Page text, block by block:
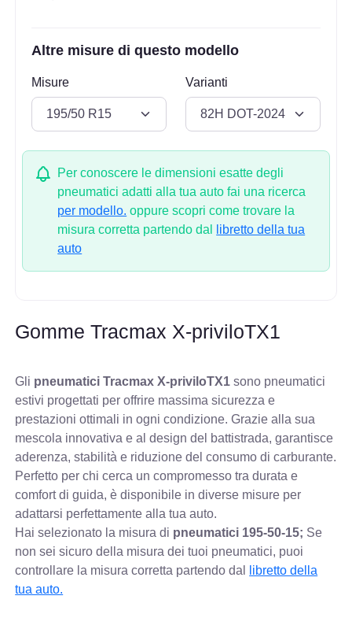
Altre misure di questo modello
Misure Varianti
Per conoscere le dimensioni esatte degli
pneumatici adatti alla tua auto fai una ricerca
per modello. oppure scopri come trovare la
misura corretta partendo dal
libretto della tua
auto
Gomme Tracmax X-priviloTX1
Gli pneumatici Tracmax X-priviloTX1 sono pneumatici
estivi progettati per offrire massima sicurezza e
prestazioni ottimali in ogni condizione. Grazie alla sua
mescola innovativa e al design del battistrada, garantisce
aderenza, stabilità e riduzione del consumo di carburante.
Perfetto per chi cerca un compromesso tra durata e
comfort di guida, è disponibile in diverse misure per
adattarsi perfettamente alla tua auto.
Hai selezionato la misura di pneumatici 195-50-15; Se
non sei sicuro della misura dei tuoi pneumatici, puoi
controllare la misura corretta partendo dal
libretto della
tua auto.